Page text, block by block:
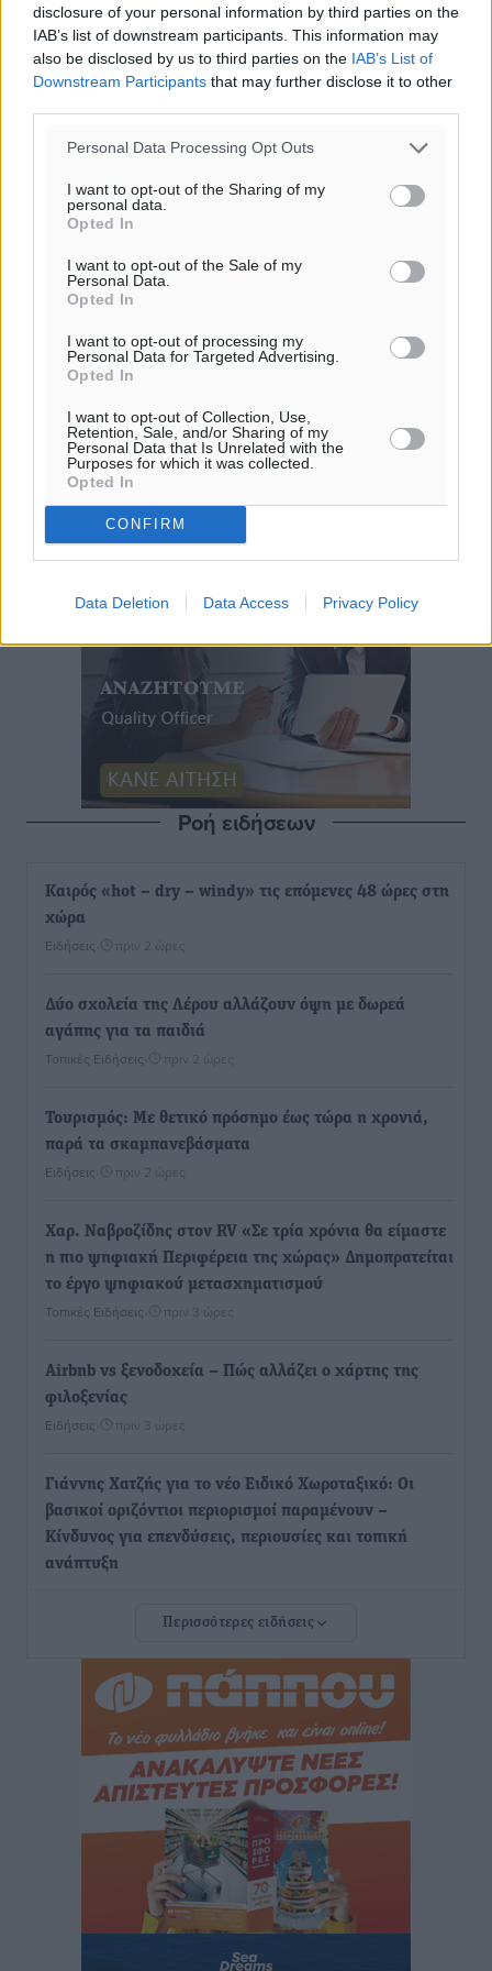
disclosure of your personal information by third parties on the
IAB’s list of downstream participants. This information may
also be disclosed by us to third parties on the IAB’s List of
Downstream Participants that may further disclose it to other
Personal Data Processing Opt Outs
I want to opt-out of the Sharing of my
personal data.
Opted In
I want to opt-out of the Sale of my
Personal Data.
Opted In
I want to opt-out of processing my
Personal Data for Targeted Advertising.
Opted In
I want to opt-out of Collection, Use,
Retention, Sale, and/or Sharing of my
Personal Data that Is Unrelated with the
Purposes for which it was collected.
Opted In
CONFIRM
Data Deletion Data Access Privacy Policy
Ροή ειδήσεων
Καιρός «hot – dry – windy» τις επόμενες 48 ώρες στη
χώρα
Ειδήσεις πριν 2 ώρες
Δύο σχολεία της Λέρου αλλάζουν όψη με δωρεά
αγάπης για τα παιδιά
Τοπικές Ειδήσεις πριν 2 ώρες
Τουρισμός: Με θετικό πρόσημο έως τώρα η χρονιά,
παρά τα σκαμπανεβάσματα
Ειδήσεις πριν 2 ώρες
Χαρ. Ναβροζίδης στον RV «Σε τρία χρόνια θα είμαστε
η πιο ψηφιακή Περιφέρεια της χώρας» Δημοπρατείται
το έργο ψηφιακού μετασχηματισμού
Τοπικές Ειδήσεις πριν 3 ώρες
Airbnb vs ξενοδοχεία – Πώς αλλάζει ο χάρτης της
φιλοξενίας
Ειδήσεις πριν 3 ώρες
Γιάννης Χατζής για το νέο Ειδικό Χωροταξικό: Οι
βασικοί οριζόντιοι περιορισμοί παραμένουν –
Κίνδυνος για επενδύσεις, περιουσίες και τοπική
ανάπτυξη
δεν υπάρχουν περιθώρια εφησυχασμού
Ειδήσεις• πριν 3 ώρες
Στον Άγιο Νικόλαο Χάλκης ανοίγει ξανά το
ανανεωμένο εκκλησιαστικό μουσείο από τη Λέσχη
πριν 3 ώρες
Ρόδος: «Βουλιάζει» από τουρίστες – Πάνω από 1 εκατ.
επιβάτες και 55 κρουαζιερόπλοια
πριν 3 ώρες
Περισσότερες ειδήσεις